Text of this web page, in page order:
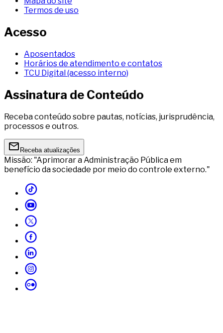
Termos de uso
Acesso
Aposentados
Horários de atendimento e contatos
TCU Digital (acesso interno)
Assinatura de Conteúdo
Receba conteúdo sobre pautas, notícias, jurisprudência,
processos e outros.
Receba atualizações
Missão: "Aprimorar a Administração Pública em
benefício da sociedade por meio do controle externo."